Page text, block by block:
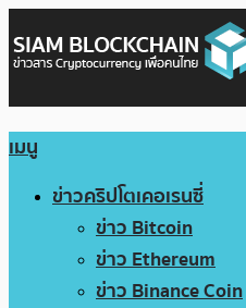
เมนู
ข่าวคริปโตเคอเรนซี่
ข่าว Bitcoin
ข่าว Ethereum
ข่าว Binance Coin